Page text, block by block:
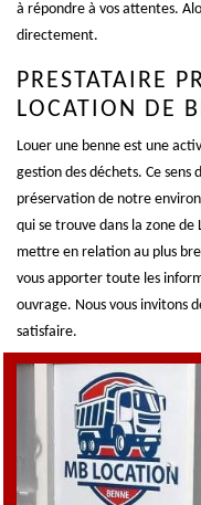
à répondre à vos attentes.
directement.
PRESTATAIRE
LOCATION DE
Louer une benne est une
gestion des déchets. Ce
préservation de notre
qui se trouve dans la zone de
mettre en relation au plus
vous apporter toute les
ouvrage. Nous vous invitons
satisfaire.